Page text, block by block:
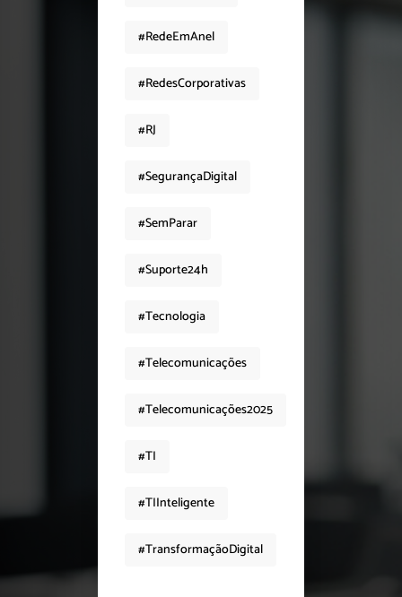
#RedeEmAnel
#RedesCorporativas
#RJ
#SegurançaDigital
#SemParar
#Suporte24h
#Tecnologia
#Telecomunicações
#Telecomunicações2025
#TI
#TIInteligente
#TransformaçãoDigital